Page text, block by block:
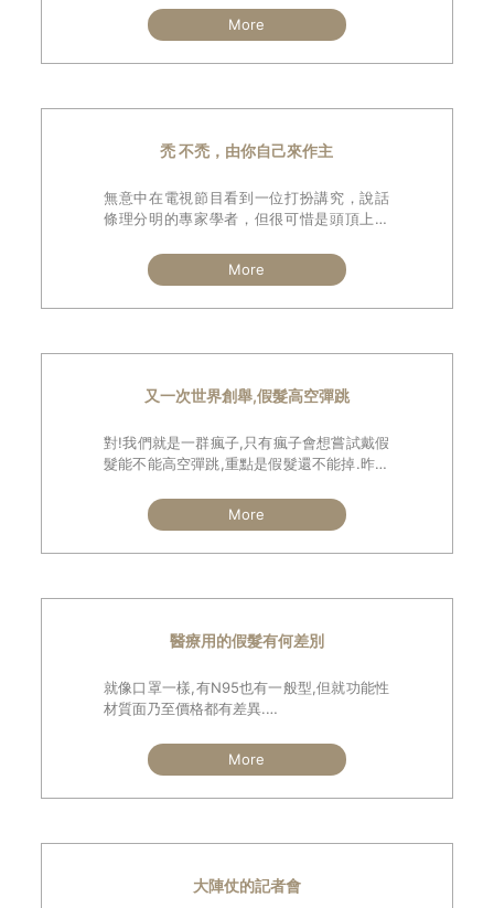
過年期間魔髮部屋全國門市竭誠為您服務，
各店營業時間都公佈在官網，歡迎多加利
More
禿 不禿，由你自己來作主
無意中在電視節目看到一位打扮講究，說話
條理分明的專家學者，但很可惜是頭頂上的
餘的頭髮來遮掩頭頂。
這種現像在街頭上或節目裡似乎還蠻常見
More
又一次世界創舉,假髮高空彈跳
對!我們就是一群瘋子,只有瘋子會想嘗試戴假
髮能不能高空彈跳,重點是假髮還不能掉.昨天
的高空彈跳測試,很榮幸刷新記錄成為世界創
舉,且所有人都測試成功,假髮非但沒掉,連些微
More
醫療用的假髮有何差別
就像口罩一樣,有N95也有一般型,但就功能性
材質面乃至價格都有差異.
化療的病友,因為化學藥劑的侵入體內會造成
皮膚敏感甚至痛癢等不適,因此凡是宣稱醫療
More
大陣仗的記者會